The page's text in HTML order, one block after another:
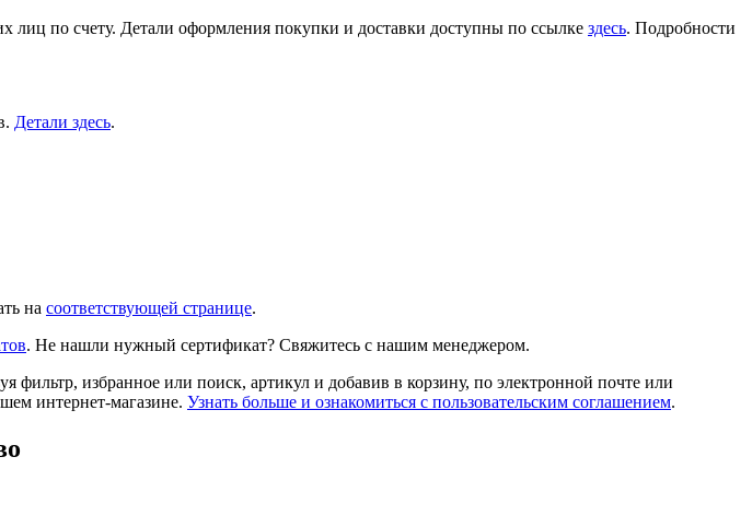
лиц по счету. Детали оформления покупки и доставки доступны по ссылке здесь. Подробности
Детали здесь.
на соответствующей странице.
. Не нашли нужный сертификат? Свяжитесь с нашим менеджером.
фильтр, избранное или поиск, артикул и добавив в корзину, по электронной почте или
интернет-магазине. Узнать больше и ознакомиться с пользовательским соглашением.